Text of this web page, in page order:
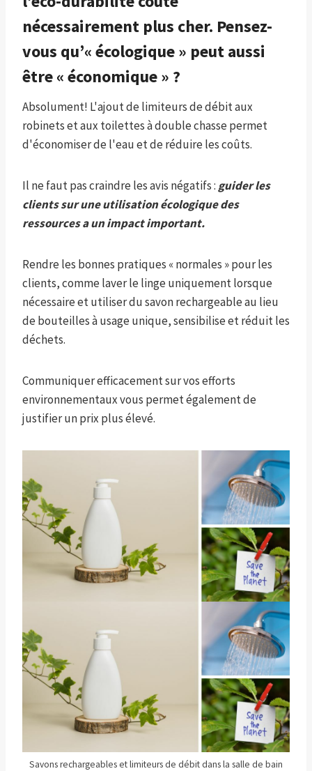
nécessairement plus cher. Pensez-
vous qu’« écologique » peut aussi
être « économique » ?
Absolument! L'ajout de limiteurs de débit aux
robinets et aux toilettes à double chasse permet
d'économiser de l'eau et de réduire les coûts.
Il ne faut pas craindre les avis négatifs :guider les
clients sur une utilisation écologique des
ressources a un impact important.
Rendre les bonnes pratiques « normales » pour les
clients, comme laver le linge uniquement lorsque
nécessaire et utiliser du savon rechargeable au lieu
de bouteilles à usage unique, sensibilise et réduit les
déchets.
Communiquer efficacement sur vos efforts
environnementaux vous permet également de
justifier un prix plus élevé.
Savons rechargeables et limiteurs de débit dans la salle de bain